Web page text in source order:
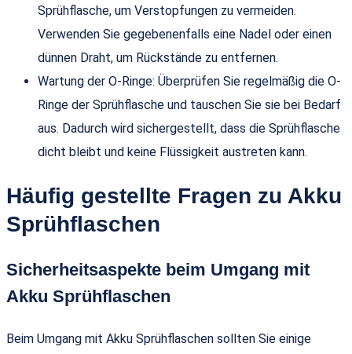
Sprühflasche, um Verstopfungen zu vermeiden.
Verwenden Sie gegebenenfalls eine Nadel oder einen
dünnen Draht, um Rückstände zu entfernen.
Wartung der O-Ringe: Überprüfen Sie regelmäßig die O-
Ringe der Sprühflasche und tauschen Sie sie bei Bedarf
aus. Dadurch wird sichergestellt, dass die Sprühflasche
dicht bleibt und keine Flüssigkeit austreten kann.
Häufig gestellte Fragen zu Akku
Sprühflaschen
Sicherheitsaspekte beim Umgang mit
Akku Sprühflaschen
Beim Umgang mit Akku Sprühflaschen sollten Sie einige